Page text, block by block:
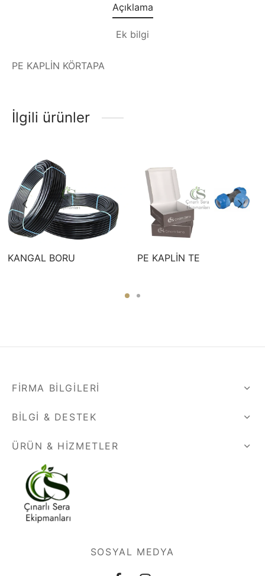
Açıklama
Ek bilgi
PE KAPLİN KÖRTAPA
İlgili ürünler
KANGAL BORU PE KAPLİN TE
FIRMA BILGILERI
BILGI & DESTEK
ÜRÜN & HIZMETLER
SOSYAL MEDYA